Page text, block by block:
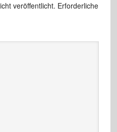
veröffentlicht. Erforderliche